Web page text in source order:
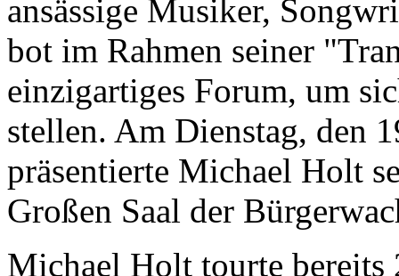
ansässige Musiker,
bot im Rahmen seiner
einzigartiges Forum, um
stellen. Am Dienstag, den
präsentierte Michael Holt
Großen Saal der
Michael Holt tourte bereits